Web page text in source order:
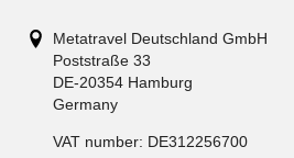
Metatravel Deutschland GmbH
Poststraße 33
DE-20354 Hamburg
Germany
VAT number: DE312256700